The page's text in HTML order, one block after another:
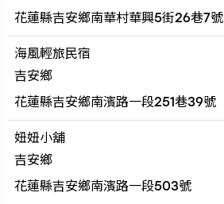
花蓮縣吉安鄉南華村華興5街26巷7號
海風輕旅民宿
吉安鄉
花蓮縣吉安鄉南濱路一段251巷39號
妞妞小舖
吉安鄉
花蓮縣吉安鄉南濱路一段503號